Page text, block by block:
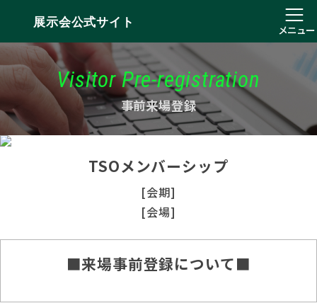
展示会公式サイト
メニュー
Visitor Pre-registration
事前来場登録
TSOメンバーシップ
[会期]
[会場]
■来場事前登録について■